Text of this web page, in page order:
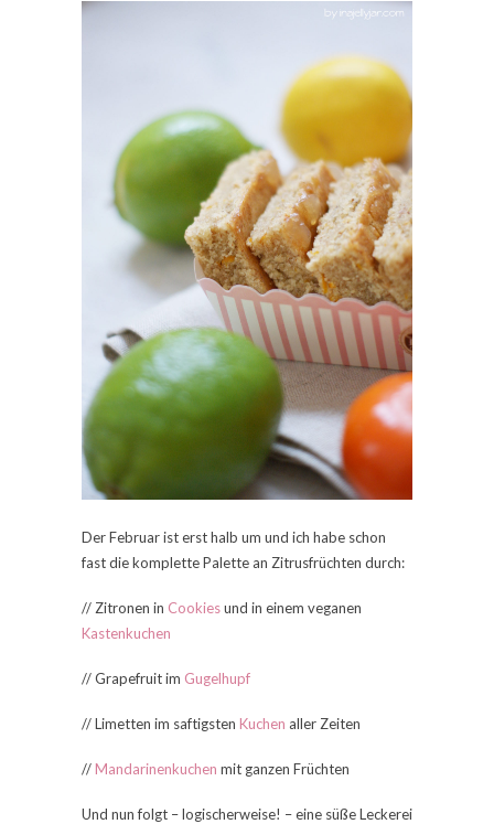
Der Februar ist erst halb um und ich habe schon
fast die komplette Palette an Zitrusfrüchten durch:
// Zitronen in Cookiesund in einem veganen
Kastenkuchen
// Grapefruit im Gugelhupf
// Limetten im saftigsten Kuchen aller Zeiten
//Mandarinenkuchen mit ganzen Früchten
Und nun folgt – logischerweise! – eine süße Leckerei